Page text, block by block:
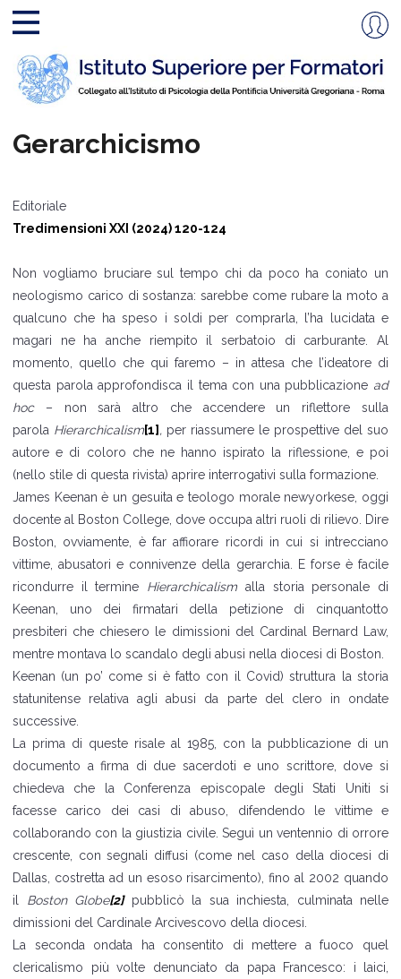
Gerarchicismo
Editoriale
Tredimensioni XXI (2024) 120-124
Non vogliamo bruciare sul tempo chi da poco ha coniato un
neologismo carico di sostanza: sarebbe come rubare la moto a
qualcuno che ha speso i soldi per comprarla, l’ha lucidata e
magari ne ha anche riempito il serbatoio di carburante. Al
momento, quello che qui faremo – in attesa che l’ideatore di
questa parola approfondisca il tema con una pubblicazione ad
hoc– non sarà altro che accendere un riflettore sulla
parola Hierarchicalism[1] , per riassumere le prospettive del suo
autore e di coloro che ne hanno ispirato la riflessione, e poi
(nello stile di questa rivista) aprire interrogativi sulla formazione.
James Keenan è un gesuita e teologo morale newyorkese, oggi
docente al Boston College, dove occupa altri ruoli di rilievo. Dire
Boston, ovviamente, è far affiorare ricordi in cui si intrecciano
vittime, abusatori e connivenze della gerarchia. E forse è facile
ricondurre il termine Hierarchicalismalla storia personale di
Keenan, uno dei firmatari della petizione di cinquantotto
presbiteri che chiesero le dimissioni del Cardinal Bernard Law,
mentre montava lo scandalo degli abusi nella diocesi di Boston.
Keenan (un po’ come si è fatto con il Covid) struttura la storia
statunitense relativa agli abusi da parte del clero in ondate
successive.
La prima di queste risale al 1985, con la pubblicazione di un
documento a firma di due sacerdoti e uno scrittore, dove si
chiedeva che la Conferenza episcopale degli Stati Uniti si
facesse carico dei casi di abuso, difendendo le vittime e
collaborando con la giustizia civile. Seguì un ventennio di orrore
crescente, con segnali diffusi (come nel caso della diocesi di
Dallas, costretta ad un esoso risarcimento), fino al 2002 quando
il Boston Globe[2]pubblicò la sua inchiesta, culminata nelle
dimissioni del Cardinale Arcivescovo della diocesi.
La seconda ondata ha consentito di mettere a fuoco quel
clericalismo più volte denunciato da papa Francesco: i laici,